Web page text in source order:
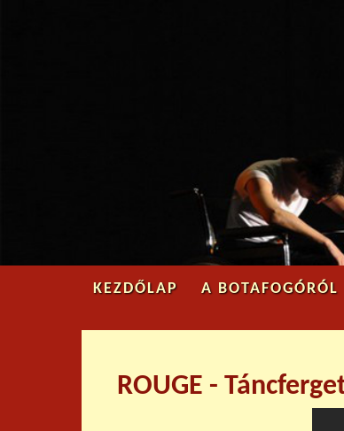
KEZDŐLAP A BOTAFOGÓRÓL
ROUGE -